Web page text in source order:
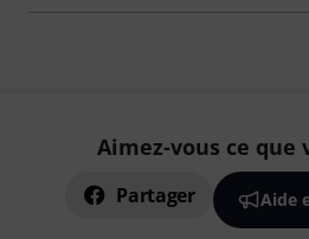
Aimez-vous ce que
Partager Aide